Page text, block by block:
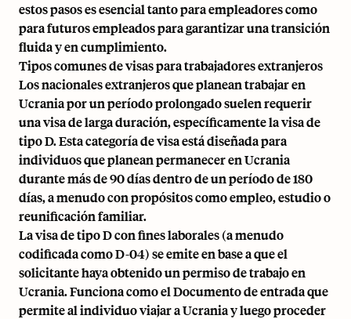
estos pasos es esencial tanto para empleadores como
para futuros empleados para garantizar una transición
fluida y en cumplimiento.
Tipos comunes de visas para trabajadores extranjeros
Los nacionales extranjeros que planean trabajar en
Ucrania por un período prolongado suelen requerir
una visa de larga duración, específicamente la visa de
tipo D. Esta categoría de visa está diseñada para
individuos que planean permanecer en Ucrania
durante más de 90 días dentro de un período de 180
días, a menudo con propósitos como empleo, estudio o
reunificación familiar.
La visa de tipo D con fines laborales (a menudo
codificada como D-04) se emite en base a que el
solicitante haya obtenido un permiso de trabajo en
Ucrania. Funciona como el Documento de entrada que
permite al individuo viajar a Ucrania y luego proceder